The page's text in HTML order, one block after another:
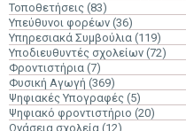
Τοποθετήσεις (83)
Υπεύθυνοι φορέων (36)
Υπηρεσιακά Συμβούλια (119)
Υποδιευθυντές σχολείων (72)
Φροντιστήρια (7)
Φυσική Αγωγή (369)
Ψηφιακές Υπογραφές (5)
Ψηφιακό φροντιστήριο (20)
Ωνάσεια σχολεία (12)